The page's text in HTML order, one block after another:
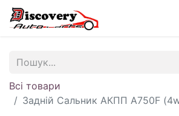
Всі товари
Задній Сальник АКПП A750F